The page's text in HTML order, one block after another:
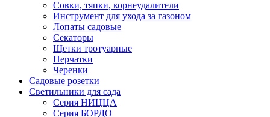
Совки, тяпки, корнеудалители
Инструмент для ухода за газоном
Лопаты садовые
Секаторы
Щетки тротуарные
Перчатки
Черенки
Садовые розетки
Светильники для сада
Серия НИЦЦА
Серия БОРДО